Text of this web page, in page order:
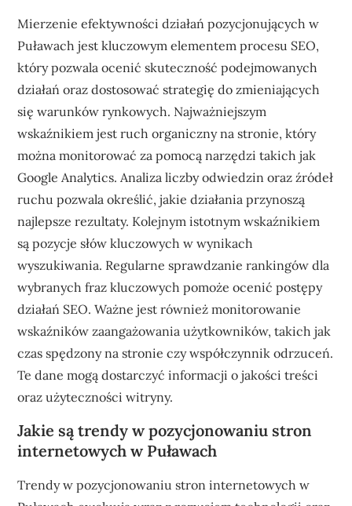
Mierzenie efektywności działań pozycjonujących w
Puławach jest kluczowym elementem procesu SEO,
który pozwala ocenić skuteczność podejmowanych
działań oraz dostosować strategię do zmieniających
się warunków rynkowych. Najważniejszym
wskaźnikiem jest ruch organiczny na stronie, który
można monitorować za pomocą narzędzi takich jak
Google Analytics. Analiza liczby odwiedzin oraz źródeł
ruchu pozwala określić, jakie działania przynoszą
najlepsze rezultaty. Kolejnym istotnym wskaźnikiem
są pozycje słów kluczowych w wynikach
wyszukiwania. Regularne sprawdzanie rankingów dla
wybranych fraz kluczowych pomoże ocenić postępy
działań SEO. Ważne jest również monitorowanie
wskaźników zaangażowania użytkowników, takich jak
czas spędzony na stronie czy współczynnik odrzuceń.
Te dane mogą dostarczyć informacji o jakości treści
oraz użyteczności witryny.
Jakie są trendy w pozycjonowaniu stron
internetowych w Puławach
Trendy w pozycjonowaniu stron internetowych w